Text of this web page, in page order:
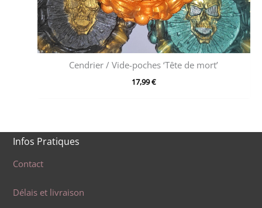
Cendrier / Vide-poches ‘Tête de mort’
17,99€
Infos Pratiques
Contact
Délais et livraison